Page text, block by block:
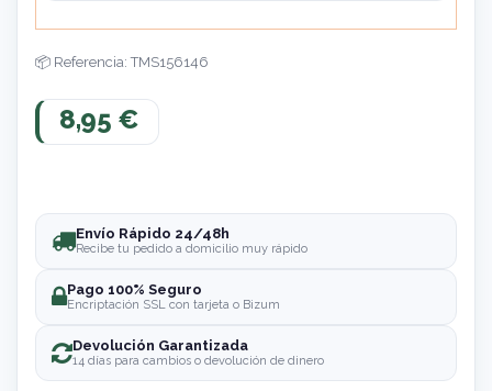
Referencia: TMS156146
8,95 €
Envío Rápido 24/48h
Recibe tu pedido a domicilio muy rápido
Pago 100% Seguro
Encriptación SSL con tarjeta o Bizum
Devolución Garantizada
14 días para cambios o devolución de dinero